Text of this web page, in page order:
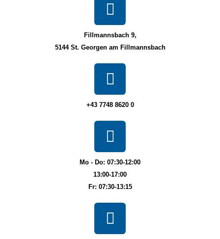
Fillmannsbach 9,
5144 St. Georgen am Fillmannsbach
+43 7748 8620 0
Mo - Do: 07:30-12:00
13:00-17:00
Fr: 07:30-13:15